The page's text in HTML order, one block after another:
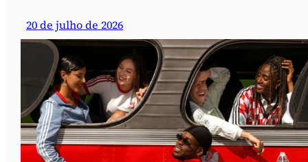
20 de julho de 2026